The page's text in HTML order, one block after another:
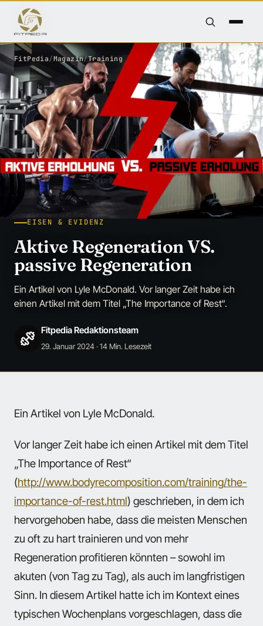
FitPedia/Magazin/Training
EISEN & EVIDENZ
Aktive Regeneration VS.
passive Regeneration
Ein Artikel von Lyle McDonald. Vor langer Zeit habe ich
einen Artikel mit dem Titel „The Importance of Rest“.
Fitpedia Redaktionsteam
29. Januar 2024· 14 Min. Lesezeit
Ein Artikel von Lyle McDonald.
Vor langer Zeit habe ich einen Artikel mit dem Titel
„The Importance of Rest“
(http://www.bodyrecomposition.com/training/the-
importance-of-rest.html) geschrieben, in dem ich
hervorgehoben habe, dass die meisten Menschen
zu oft zu hart trainieren und von mehr
Regeneration profitieren könnten – sowohl im
akuten (von Tag zu Tag), als auch im langfristigen
Sinn. In diesem Artikel hatte ich im Kontext eines
typischen Wochenplans vorgeschlagen, dass die